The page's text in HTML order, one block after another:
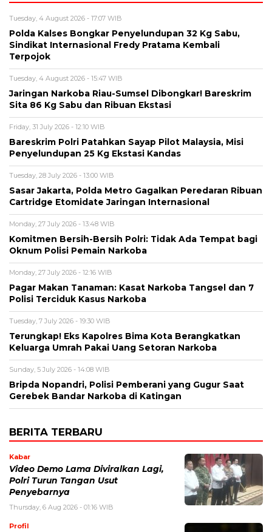
Tuesday, 4 August 2026 - 17:07 WIB
Polda Kalses Bongkar Penyelundupan 32 Kg Sabu,
Sindikat Internasional Fredy Pratama Kembali
Terpojok
Tuesday, 4 August 2026 - 15:47 WIB
Jaringan Narkoba Riau-Sumsel Dibongkar! Bareskrim
Sita 86 Kg Sabu dan Ribuan Ekstasi
Friday, 31 July 2026 - 12:10 WIB
Bareskrim Polri Patahkan Sayap Pilot Malaysia, Misi
Penyelundupan 25 Kg Ekstasi Kandas
Tuesday, 28 July 2026 - 13:00 WIB
Sasar Jakarta, Polda Metro Gagalkan Peredaran Ribuan
Cartridge Etomidate Jaringan Internasional
Monday, 27 July 2026 - 13:48 WIB
Komitmen Bersih-Bersih Polri: Tidak Ada Tempat bagi
Oknum Polisi Pemain Narkoba
Monday, 27 July 2026 - 12:16 WIB
Pagar Makan Tanaman: Kasat Narkoba Tangsel dan 7
Polisi Terciduk Kasus Narkoba
Tuesday, 7 July 2026 - 19:30 WIB
Terungkap! Eks Kapolres Bima Kota Berangkatkan
Keluarga Umrah Pakai Uang Setoran Narkoba
Sunday, 5 July 2026 - 14:08 WIB
Bripda Nopandri, Polisi Pemberani yang Gugur Saat
Gerebek Bandar Narkoba di Katingan
BERITA TERBARU
Kabar
Video Demo Lama Diviralkan Lagi,
Polri Turun Tangan Usut
Penyebarnya
Thursday, 6 Aug 2026 - 01:16 WIB
Profil